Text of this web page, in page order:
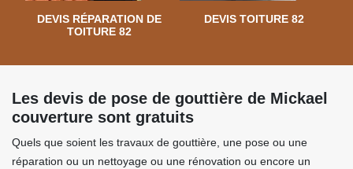
DEVIS RÉPARATION DE
TOITURE 82
DEVIS TOITURE 82
Les devis de pose de gouttière de Mickael
couverture sont gratuits
Quels que soient les travaux de gouttière, une pose ou une
réparation ou un nettoyage ou une rénovation ou encore un